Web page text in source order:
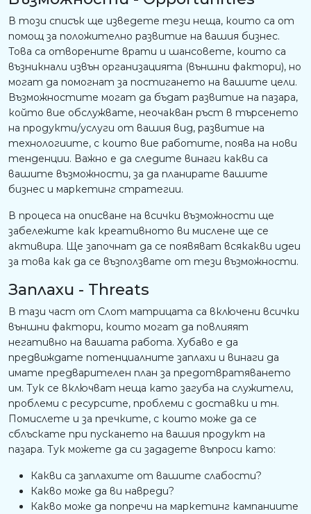
В този списък ще изведете тези неща, които са от
помощ за положително развитие на вашия бизнес.
Това са отворените врати и шансовете, които са
възникнали извън организацията (външни фактори), но
могат да помогнат за постигането на вашите цели.
Възможностите могат да бъдат развитие на пазара,
който вие обслужвате, неочакван ръст в търсенето
на продукти/услуги от вашия вид, развитие на
технологиите, с които вие работите, поява на нови
тенденции. Важно е да следите винаги какви са
вашите възможности, за да планирате вашите
бизнес и маркетинг стратегии.
В процеса на описване на всички възможности ще
забележите как креативното ви мислене ще се
активира. Ще започнат да се появяват всякакви идеи
за това как да се възползвате от тези възможности.
Заплахи - Threats
В тази част от Слот матрицата са включени всички
външни фактори, които могат да повлияят
негативно на вашата работа. Хубаво е да
предвиждате потенциалните заплахи и винаги да
имате предварителен план за предотвратяването
им. Тук се включват неща като загуба на служители,
проблеми с ресурсите, проблеми с доставки и тн.
Помислете и за пречките, с които може да се
сблъскате при пускането на вашия продукт на
пазара. Тук можете да си зададете въпроси като:
Какви са заплахите от вашите слабости?
Какво може да ви навреди?
Какво може да попречи на маркетинг кампаниите